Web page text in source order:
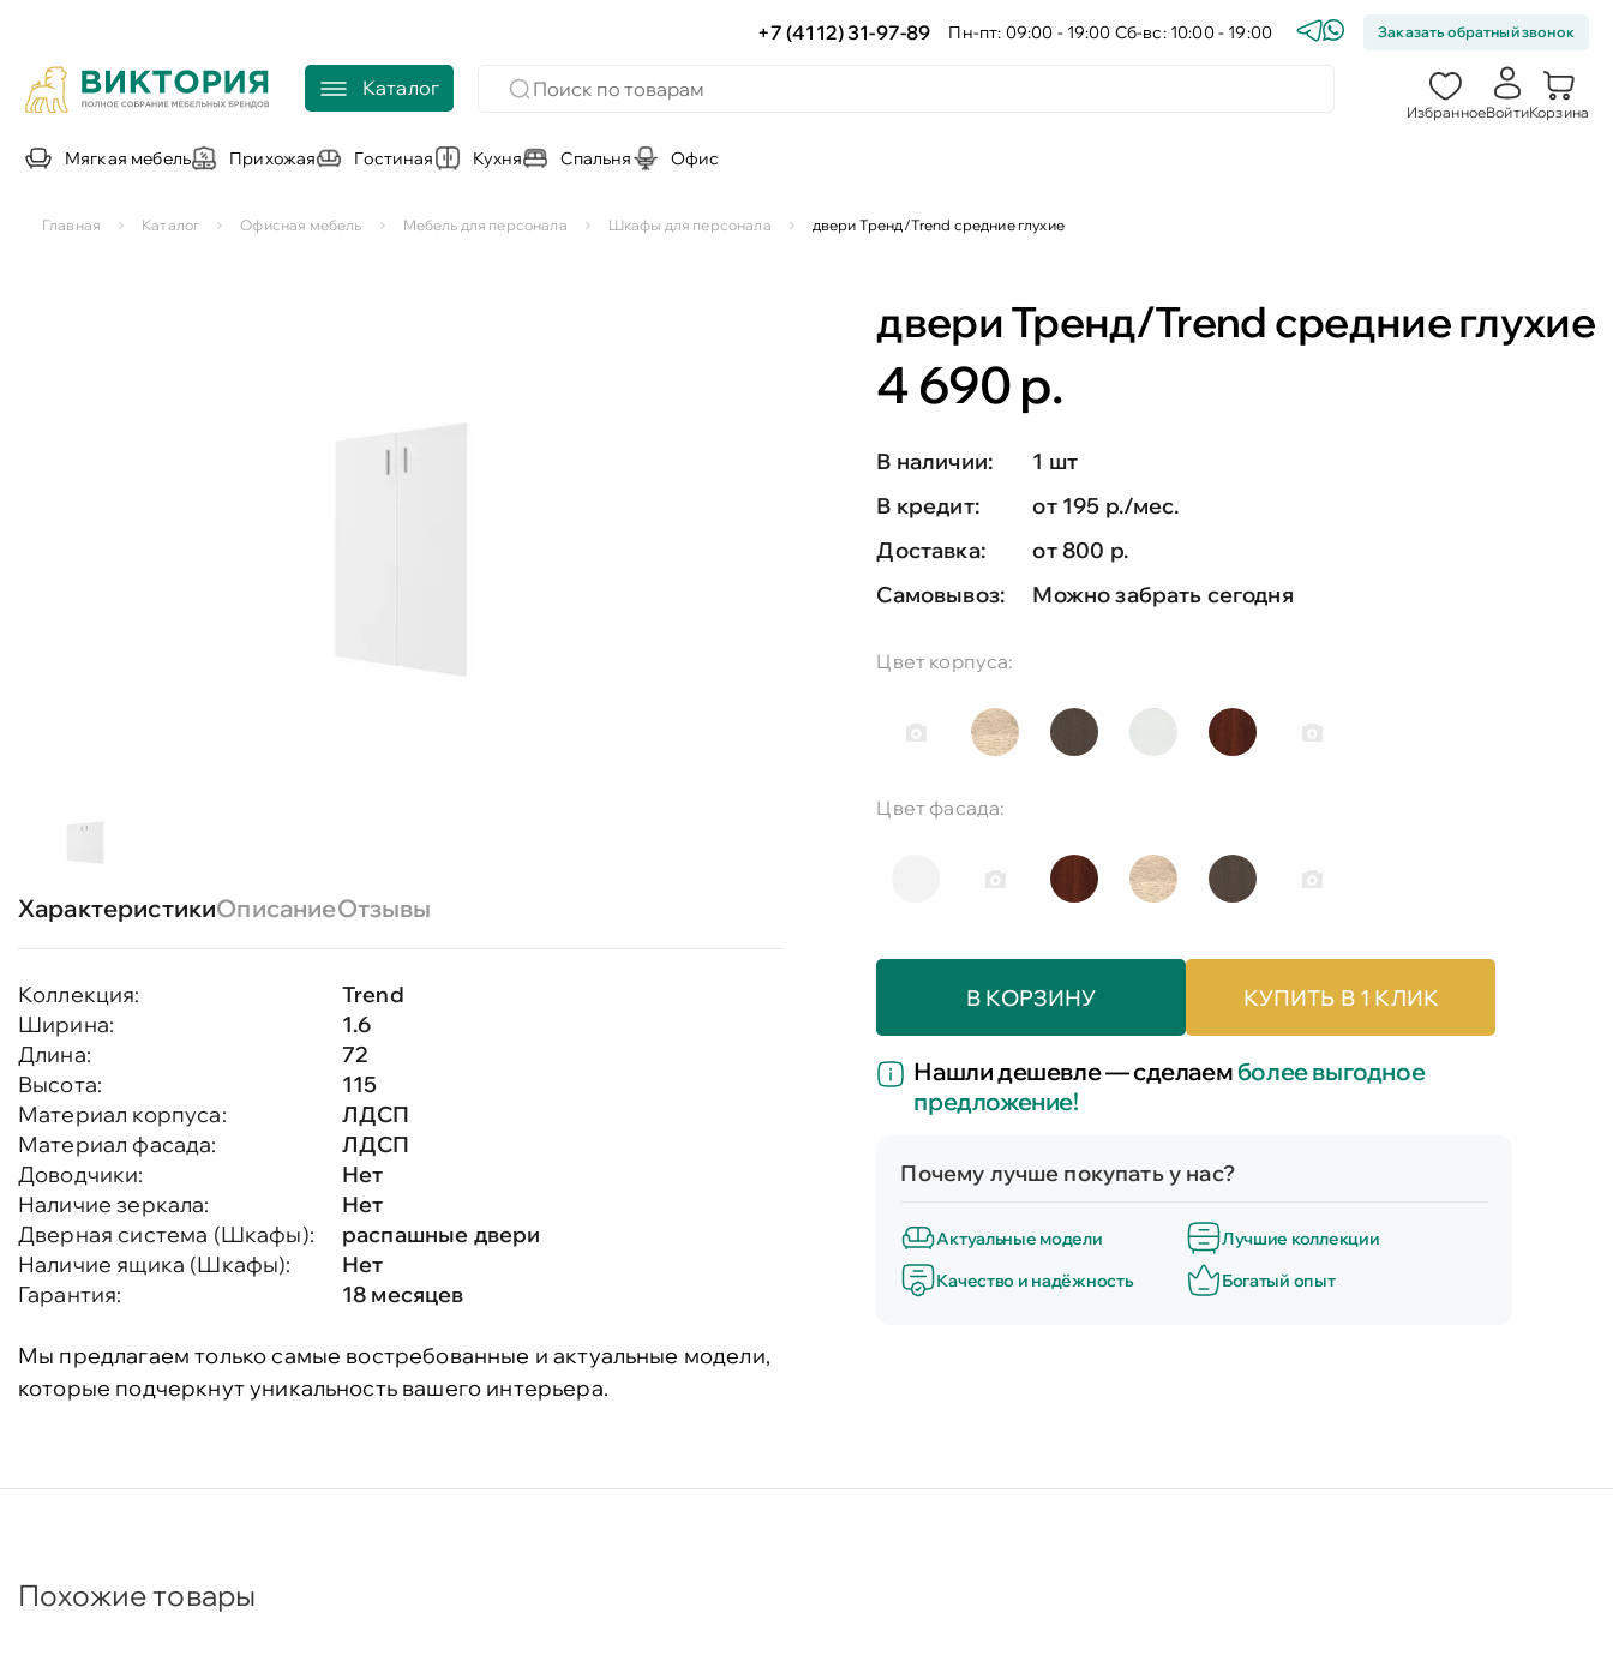
+7 (4112) 31-97-89 Пн-пт: 09:00 - 19:00 Сб-вс: 10:00 - 19:00 Заказать обратный звонок
Каталог
ИзбранноеВойтиКорзина
Мягкая мебель Прихожая Гостиная Кухня Спальня Офис
Главная Каталог Офисная мебель Мебель для персонала Шкафы для персонала двери Тренд/Trend средние глухие
ХарактеристикиОписаниеОтзывы
Коллекция:
Trend
Ширина:
1.6
Длина:
72
Высота:
115
Материал корпуса:
ЛДСП
Материал фасада:
ЛДСП
Доводчики:
Нет
Наличие зеркала:
Нет
Дверная система (Шкафы):
распашные двери
Наличие ящика (Шкафы):
Нет
Гарантия:
18 месяцев
Мы предлагаем только самые востребованные и актуальные модели,
которые подчеркнут уникальность вашего интерьера.
двери Тренд/Trend средние глухие
4 690 р.
В наличии:
1 шт
В кредит:
от 195 р./мес.
Доставка:
от 800 р.
Самовывоз:
Можно забрать сегодня
Цвет корпуса:
Цвет фасада:
В КОРЗИНУ КУПИТЬ В 1 КЛИК
Нашли дешевле — сделаемболее выгодное
предложение!
Почему лучше покупать у нас?
Актуальные модели
Лучшие коллекции
Качество и надёжность
Богатый опыт
Похожие товары